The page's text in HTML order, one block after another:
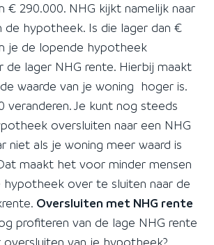
€ 290.000. NHG kijkt namelijk naar
de hypotheek. Is die lager dan €
je de lopende hypotheek
de lager NHG rente. Hierbij maakt
waarde van je woning hoger is.
veranderen. Je kunt nog steeds
oversluiten naar een NHG
niet als je woning meer waard is
maakt het voor minder mensen
over te sluiten naar de
Oversluiten met NHG rente
profiteren van de lage NHG rente
van je hypotheek?